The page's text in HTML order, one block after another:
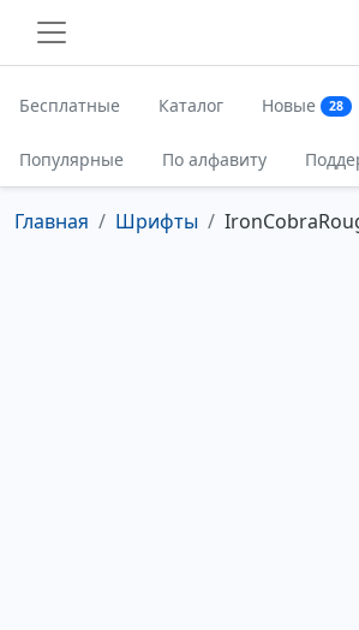
Бесплатные Каталог Новые 28
Популярные По алфавиту
Главная Шрифты